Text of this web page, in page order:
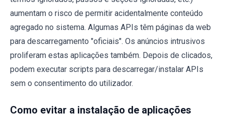
aumentam o risco de permitir acidentalmente conteúdo
agregado no sistema. Algumas APIs têm páginas da web
para descarregamento "oficiais". Os anúncios intrusivos
proliferam estas aplicações também. Depois de clicados,
podem executar scripts para descarregar/instalar APIs
sem o consentimento do utilizador.
Como evitar a instalação de aplicações